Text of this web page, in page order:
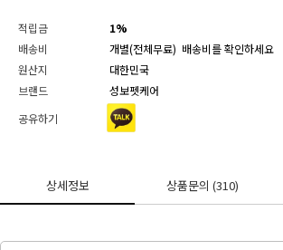
적립금
1%
배송비
개별(전체무료) 배송비를 확인하세요
원산지
대한민국
브랜드
성보펫케어
공유하기
상세정보 상품문의 (310)